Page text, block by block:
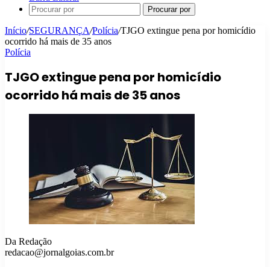
Procurar por
Início/SEGURANÇA/Polícia/TJGO extingue pena por homicídio
ocorrido há mais de 35 anos
Polícia
TJGO extingue pena por homicídio
ocorrido há mais de 35 anos
Da Redação
redacao@jornalgoias.com.br